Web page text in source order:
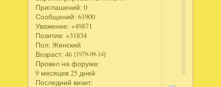
Приглашений: 0
Сообщений: 61900
Уважение: +49871
Позитив: +31834
Пол: Женский
Возраст: 46 [1979-09-14]
Провел на форуме:
9 месяцев 25 дней
Последний визит: